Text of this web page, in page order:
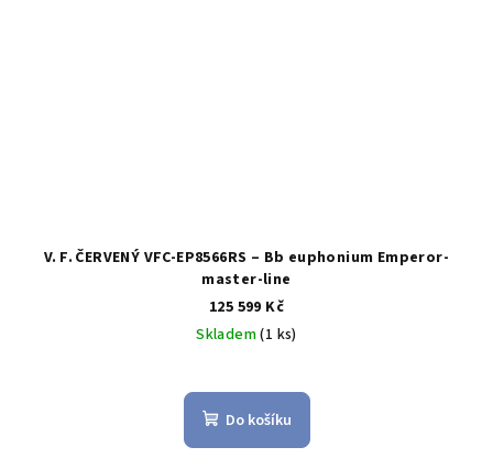
V. F. ČERVENÝ VFC‑EP8566RS – Bb euphonium Emperor-
master-line
125 599 Kč
Skladem(1 ks)
hodnocení
produktu
Do košíku